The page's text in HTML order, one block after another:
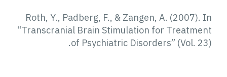
Roth, Y., Padberg, F., & Zangen, A. (2007). In
“Transcranial Brain Stimulation for Treatment
of Psychiatric Disorders” (Vol. 23).